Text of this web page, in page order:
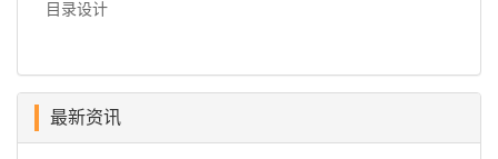
目录设计
最新资讯